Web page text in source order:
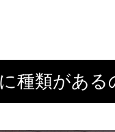
種類がある